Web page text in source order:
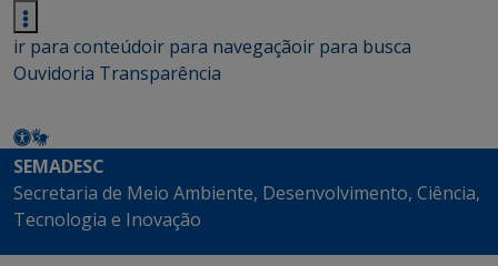
ir para conteúdoir para navegaçãoir para busca
Ouvidoria Transparência
SEMADESC
Secretaria de Meio Ambiente, Desenvolvimento, Ciência,
Tecnologia e Inovação